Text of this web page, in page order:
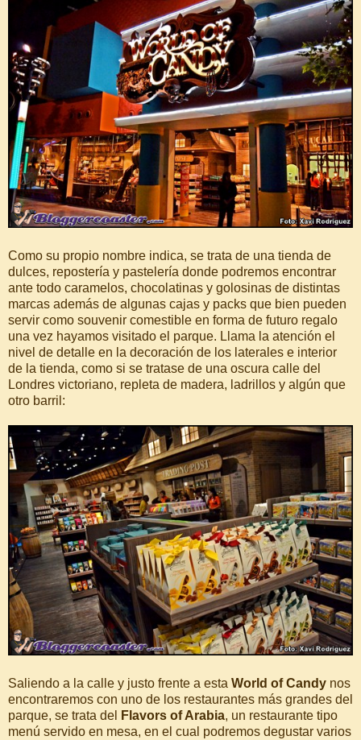
Como su propio nombre indica, se trata de una tienda de
dulces, repostería y pastelería donde podremos encontrar
ante todo caramelos, chocolatinas y golosinas de distintas
marcas además de algunas cajas y packs que bien pueden
servir como souvenir comestible en forma de futuro regalo
una vez hayamos visitado el parque. Llama la atención el
nivel de detalle en la decoración de los laterales e interior
de la tienda, como si se tratase de una oscura calle del
Londres victoriano, repleta de madera, ladrillos y algún que
otro barril:
Saliendo a la calle y justo frente a esta World of Candy nos
encontraremos con uno de los restaurantes más grandes del
parque, se trata del
Flavors of Arabia, un restaurante tipo
menú servido en mesa, en el cual podremos degustar varios